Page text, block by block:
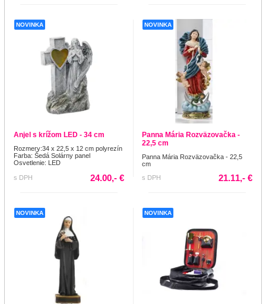
NOVINKA
Anjel s krížom LED - 34 cm
Rozmery:34 x 22,5 x 12 cm polyrezín
Farba: Šedá Solárny panel
Osvetlenie: LED
s DPH 24.00,- €
NOVINKA
Panna Mária Rozväzovačka -
22,5 cm
Panna Mária Rozväzovačka - 22,5
cm
s DPH
21.11,- €
NOVINKA NOVINKA